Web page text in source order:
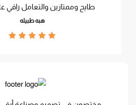
طايح وممتازين والتعامل راقي
هبه طبيله